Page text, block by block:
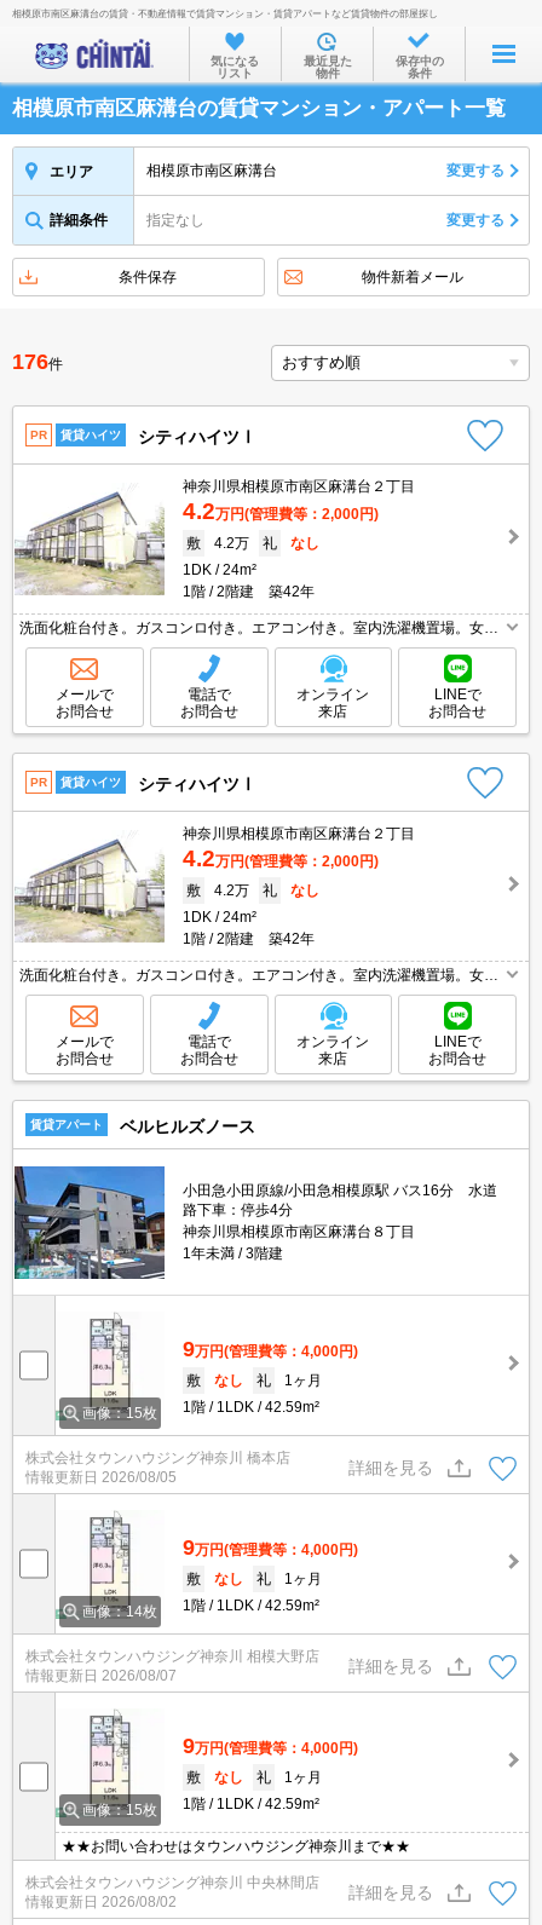
お部屋を探す
沿線・駅から
住所から
家賃相場から
物件特集から
不動産会社から
TOP
相模原市南区麻溝台の賃貸・不動産情報で賃貸マンション・賃貸アパートなど賃貸物件の部屋探し
気になる
リスト
最近見た
物件
保存中の
条件
相模原市南区麻溝台の賃貸マンション・アパート一覧
エリア 相模原市南区麻溝台 変更する
詳細条件 指定なし 変更する
条件保存 物件新着メール
176件
PR 賃貸ハイツ シティハイツⅠ
神奈川県相模原市南区麻溝台２丁目
4.2万円(管理費等：2,000円)
敷
4.2万 礼
なし
1DK
24m²
1階
2階建 築42年
洗面化粧台付き。ガスコンロ付き。エアコン付き。室内洗濯機置場。女性
限定。学生さんにオススメ。「エイブル学割」利用可能物件です。エイブ
ル女子割で仲介手数料家賃の0.55ヶ月分より10％ＯＦＦ。
メールで
お問合せ
電話で
お問合せ
オンライン
来店
LINEで
お問合せ
PR 賃貸ハイツ シティハイツⅠ
神奈川県相模原市南区麻溝台２丁目
4.2万円(管理費等：2,000円)
敷
4.2万 礼
なし
1DK
24m²
1階
2階建 築42年
洗面化粧台付き。ガスコンロ付き。エアコン付き。室内洗濯機置場。女性
限定。学生さんにオススメ。「エイブル学割」利用可能物件です。エイブ
ル女子割で仲介手数料家賃の0.55ヶ月分より10％ＯＦＦ。
メールで
お問合せ
電話で
お問合せ
オンライン
来店
LINEで
お問合せ
賃貸アパート ベルヒルズノース
小田急小田原線/小田急相模原駅 バス16分 水道
路下車：停歩4分
神奈川県相模原市南区麻溝台８丁目
1年未満
3階建
画像：15枚
9万円(管理費等：4,000円)
敷
なし 礼
1ヶ月
1階
1LDK 42.59m²
株式会社タウンハウジング神奈川 橋本店
情報更新日 2026/08/05
詳細を見る
画像：14枚
9万円(管理費等：4,000円)
敷
なし 礼
1ヶ月
1階
1LDK 42.59m²
株式会社タウンハウジング神奈川 相模大野店
情報更新日 2026/08/07
詳細を見る
画像：15枚
9万円(管理費等：4,000円)
敷
なし 礼
1ヶ月
1階
1LDK 42.59m²
★★お問い合わせはタウンハウジング神奈川まで★★
株式会社タウンハウジング神奈川 中央林間店
情報更新日 2026/08/02
詳細を見る